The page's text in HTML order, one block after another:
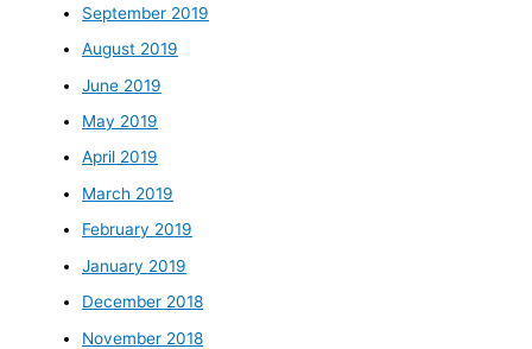
September 2019
August 2019
June 2019
May 2019
April 2019
March 2019
February 2019
January 2019
December 2018
November 2018